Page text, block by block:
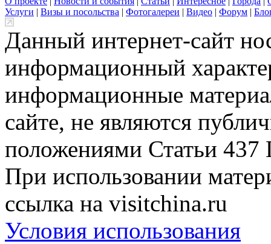
Услуги | Визы и посольства | Фотогалереи | Видео | Форум |
Данный интернет-сайт
информационный
информационные
сайте, не являются
положениями Статьи 437
При использовании
ссылка на visitchina.ru
Условия использования